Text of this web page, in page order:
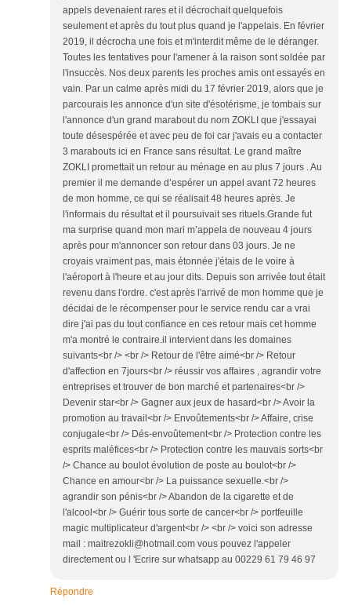
appels devenaient rares et il décrochait quelquefois
seulement et après du tout plus quand je l'appelais. En février
2019, il décrocha une fois et m'interdit même de le déranger.
Toutes les tentatives pour l'amener à la raison sont soldée par
l'insuccès. Nos deux parents les proches amis ont essayés en
vain. Par un calme après midi du 17 février 2019, alors que je
parcourais les annonce d'un site d'ésotérisme, je tombais sur
l'annonce d'un grand marabout du nom ZOKLI que j'essayai
toute désespérée et avec peu de foi car j'avais eu a contacter
3 marabouts ici en France sans résultat. Le grand maître
ZOKLI promettait un retour au ménage en au plus 7 jours . Au
premier il me demande d’espérer un appel avant 72 heures
de mon homme, ce qui se réalisait 48 heures après. Je
l'informais du résultat et il poursuivait ses rituels.Grande fut
ma surprise quand mon mari m’appela de nouveau 4 jours
après pour m'annoncer son retour dans 03 jours. Je ne
croyais vraiment pas, mais étonnée j'étais de le voire à
l'aéroport à l'heure et au jour dits. Depuis son arrivée tout était
revenu dans l'ordre. c'est après l'arrivé de mon homme que je
décidai de le récompenser pour le service rendu car a vrai
dire j'ai pas du tout confiance en ces retour mais cet homme
m'a montré le contraire.il intervient dans les domaines
suivants<br /> <br /> Retour de l'être aimé<br /> Retour
d'affection en 7jours<br /> réussir vos affaires , agrandir votre
entreprises et trouver de bon marché et partenaires<br />
Devenir star<br /> Gagner aux jeux de hasard<br /> Avoir la
promotion au travail<br /> Envoûtements<br /> Affaire, crise
conjugale<br /> Dés-envoûtement<br /> Protection contre les
esprits maléfices<br /> Protection contre les mauvais sorts<br
/> Chance au boulot évolution de poste au boulot<br />
Chance en amour<br /> La puissance sexuelle.<br />
agrandir son pénis<br /> Abandon de la cigarette et de
l'alcool<br /> Guérir tous sorte de cancer<br /> portfeuille
magic multiplicateur d'argent<br /> <br /> voici son adresse
mail : maitrezokli@hotmail.com vous pouvez l'appeler
directement ou l 'Ecrire sur whatsapp au 00229 61 79 46 97
Répondre